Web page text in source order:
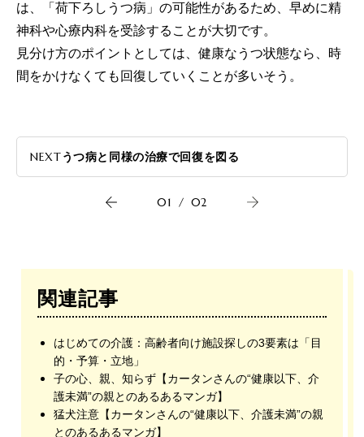
は、「荷下ろしうつ病」の可能性があるため、早めに精
神科や心療内科を受診することが大切です。
見分け方のポイントとしては、健康なうつ状態なら、時
間をかけなくても回復していくことが多いそう。
NEXTうつ病と同様の治療で回復を図る
01 / 02
関連記事
はじめての介護：高齢者向け施設探しの3要素は「目
的・予算・立地」
子の心、親、知らず【カータンさんの“健康以下、介
護未満”の親とのあるあるマンガ】
猛犬注意【カータンさんの“健康以下、介護未満”の親
とのあるあるマンガ】